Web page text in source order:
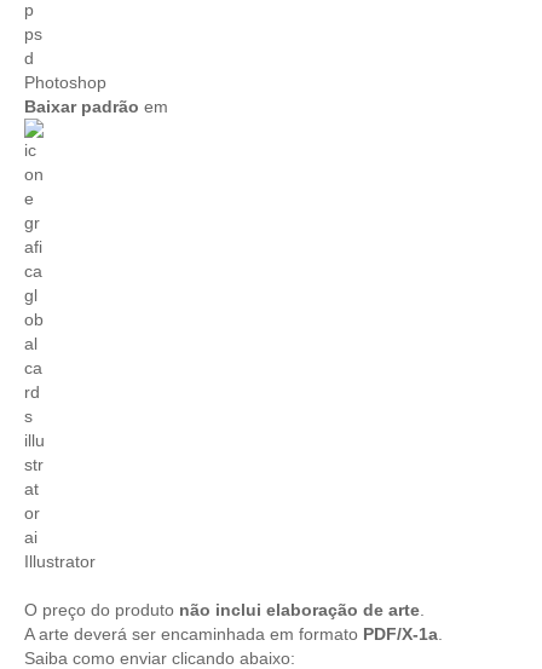
Photoshop
Baixar padrão em
Illustrator
O preço do produto não inclui elaboração de arte
A arte deverá ser encaminhada em formato PDF/X-1a
Saiba como enviar clicando abaixo: